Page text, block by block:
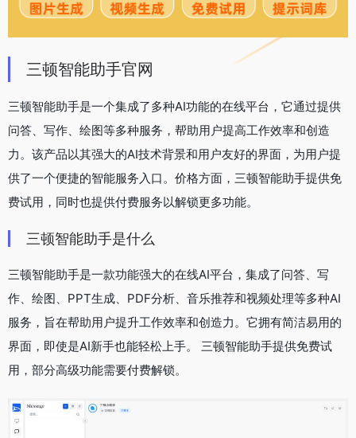
三顿智能助手官网
三顿智能助手是一个集成了多种AI功能的在线平台，它通过提供
问答、写作、绘图等多种服务，帮助用户提高工作效率和创造
力。该产品以其强大的AI技术背景和用户友好的界面，为用户提
供了一个便捷的智能服务入口。价格方面，三顿智能助手提供免
费试用，同时也提供付费服务以解锁更多功能。
三顿智能助手是什么
三顿智能助手是一款功能强大的在线AI平台，集成了问答、写
作、绘图、PPT生成、PDF分析、音乐推荐和视频处理等多种AI
服务，旨在帮助用户提升工作效率和创造力。它拥有简洁易用的
界面，即使是AI新手也能轻松上手。 三顿智能助手提供免费试
用，部分高级功能需要付费解锁。